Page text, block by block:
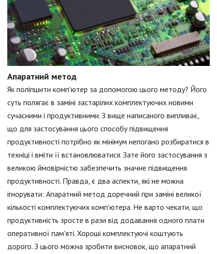
Апаратний метод
Як поліпшити комп'ютер за допомогою цього методу? Його
суть полягає в заміні застарілих комплектуючих новими
сучасними і продуктивними. З вище написаного випливає,
що для застосування цього способу підвищення
продуктивності потрібно як мінімум непогано розбиратися в
техніці і вміти її встановлюватися. Зате його застосування з
великою ймовірністю забезпечить значне підвищення
продуктивності. Правда, є два аспекти, які не можна
ігнорувати: Апаратний метод доречний при заміні великої
кількості комплектуючих комп'ютера. Не варто чекати, що
продуктивність зросте в рази від додавання одного плати
оперативної пам'яті. Хороші комплектуючі коштують
дорого. З цього можна зробити висновок, що апаратний